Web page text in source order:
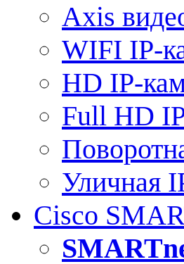
Axis
WIFI IP-
HD IP-
Full HD
Уличная
Cisco